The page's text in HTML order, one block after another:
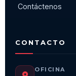
Contáctenos
CONTACTO
OFICINA